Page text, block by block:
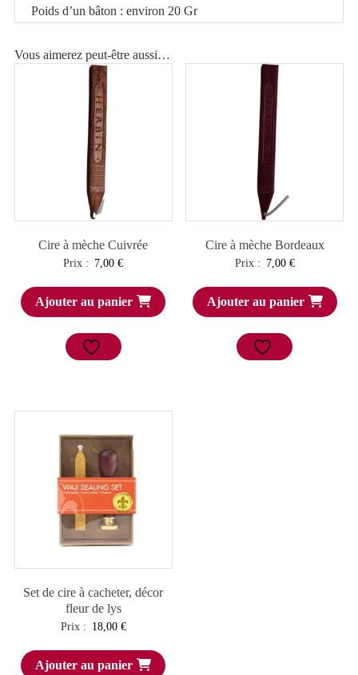
Poids d’un bâton : environ 20 Gr
Vous aimerez peut-être aussi…
Cire à mèche Cuivrée
Prix : 7,00€
Ajouter au panier
Cire à mèche Bordeaux
Prix : 7,00 €
Ajouter au panier
Set de cire à cacheter, décor
fleur de lys
Prix : 18,00 €
Ajouter au panier